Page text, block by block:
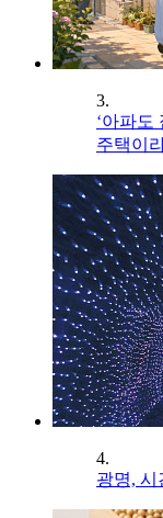
3.
‘아파도
주택이
4.
광명, 시